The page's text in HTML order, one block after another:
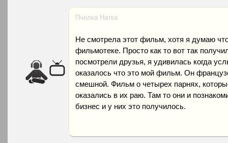
Пчелка Натка
Не смотрела этот фильм, хотя я думаю
фильмотеке. Просто как то вот так
посмотрели друзья, я удивилась когда
оказалось что это мой фильм. Он
смешной. Фильм о четырех парнях,
оказались в их раю. Там то они и
бизнес и у них это получилось.